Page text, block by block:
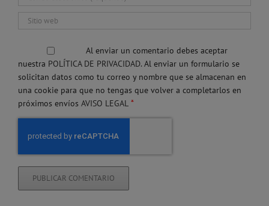
Al enviar un comentario debes aceptar
nuestra POLÍTICA DE PRIVACIDAD. Al enviar un formulario se
solicitan datos como tu correo y nombre que se almacenan en
una cookie para que no tengas que volver a completarlos en
próximos envíos AVISO LEGAL *